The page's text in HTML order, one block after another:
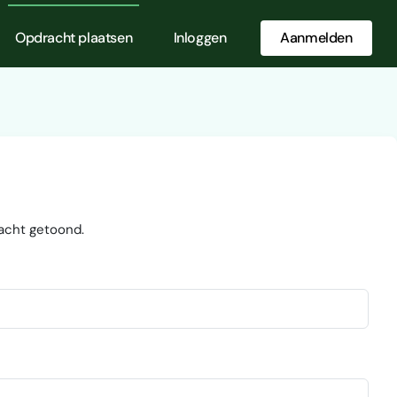
Opdracht plaatsen Inloggen Aanmelden
getoond.